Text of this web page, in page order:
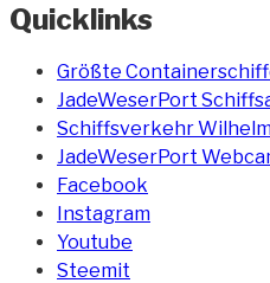
Quicklinks
Größte
JadeWeserPort
Schiffsverkehr
JadeWeserPort
Facebook
Instagram
Youtube
Steemit